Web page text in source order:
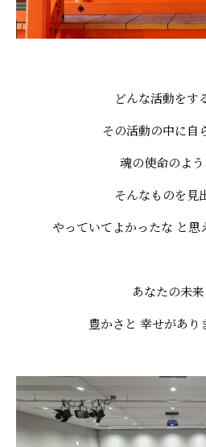
どんな活動をす
その活動の中に自
魂の使命のよ
そんなものを見
やっていてよかったな と思
あなたの未
豊かさと 幸せがあり